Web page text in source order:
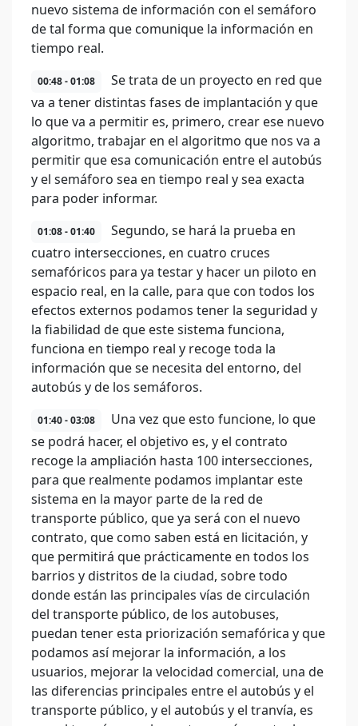
nuevo sistema de información con el semáforo
de tal forma que comunique la información en
tiempo real.
00:48 - 01:08
Se trata de un proyecto en red que
va a tener distintas fases de implantación y que
lo que va a permitir es, primero, crear ese nuevo
algoritmo, trabajar en el algoritmo que nos va a
permitir que esa comunicación entre el autobús
y el semáforo sea en tiempo real y sea exacta
para poder informar.
01:08 - 01:40
Segundo, se hará la prueba en
cuatro intersecciones, en cuatro cruces
semafóricos para ya testar y hacer un piloto en
espacio real, en la calle, para que con todos los
efectos externos podamos tener la seguridad y
la fiabilidad de que este sistema funciona,
funciona en tiempo real y recoge toda la
información que se necesita del entorno, del
autobús y de los semáforos.
01:40 - 03:08
Una vez que esto funcione, lo que
se podrá hacer, el objetivo es, y el contrato
recoge la ampliación hasta 100 intersecciones,
para que realmente podamos implantar este
sistema en la mayor parte de la red de
transporte público, que ya será con el nuevo
contrato, que como saben está en licitación, y
que permitirá que prácticamente en todos los
barrios y distritos de la ciudad, sobre todo
donde están las principales vías de circulación
del transporte público, de los autobuses,
puedan tener esta priorización semafórica y que
podamos así mejorar la información, a los
usuarios, mejorar la velocidad comercial, una de
las diferencias principales entre el autobús y el
transporte público, y el autobús y el tranvía, es